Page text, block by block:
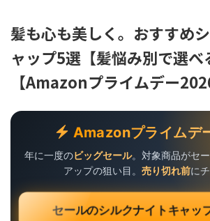
髪も心も美しく。おすすめ
ャップ5選【髪悩み別で選べ
【Amazonプライムデー
Amazonプライムデ
年に一度のビッグセール。対象商品がセ
アップの狙い目。 売り切れ前に
セールのシルクナイトキャッ